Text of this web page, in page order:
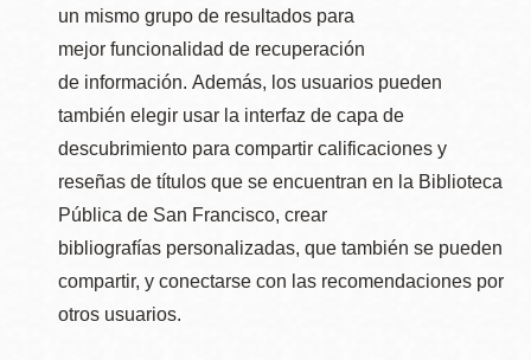
un mismo grupo de resultados para
mejor funcionalidad de recuperación
de información. Además, los usuarios pueden
también elegir usar la interfaz de capa de
descubrimiento para compartir calificaciones y
reseñas de títulos que se encuentran en la Biblioteca
Pública de San Francisco, crear
bibliografías personalizadas, que también se pueden
compartir, y conectarse con las recomendaciones por
otros usuarios.